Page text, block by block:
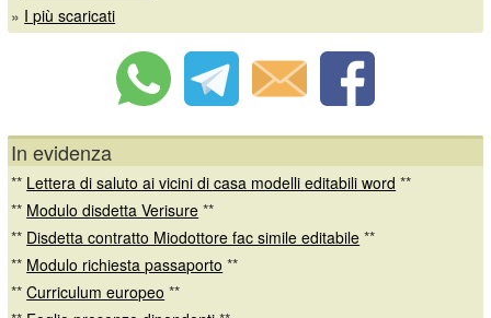
» I più scaricati
In evidenza
** Lettera di saluto ai vicini di casa modelli editabili word **
** Modulo disdetta Verisure **
** Disdetta contratto Miodottore fac simile editabile **
** Modulo richiesta passaporto **
**Curriculum europeo **